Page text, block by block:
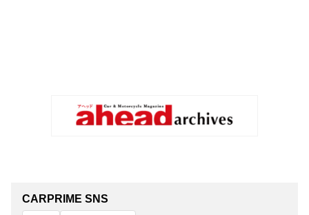
CARPRIME SNS